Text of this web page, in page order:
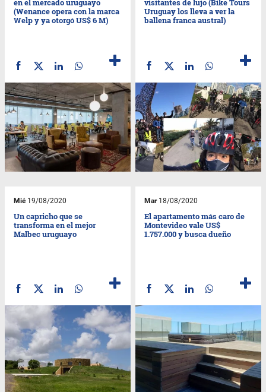
(Wenance opera con la marca
Welp y ya otorgó US$ 6 M)
Uruguay los lleva a ver la
ballena franca austral)
Mié19/08/2020
Un capricho que se
transforma en el mejor
Malbec uruguayo
Mar18/08/2020
El apartamento más caro de
Montevideo vale US$
1.757.000 y busca dueño